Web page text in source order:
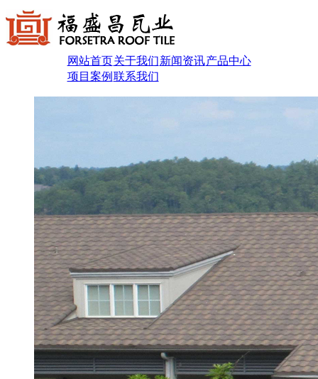
网站首页关于我们新闻资讯产品中心
项目案例 联系我们